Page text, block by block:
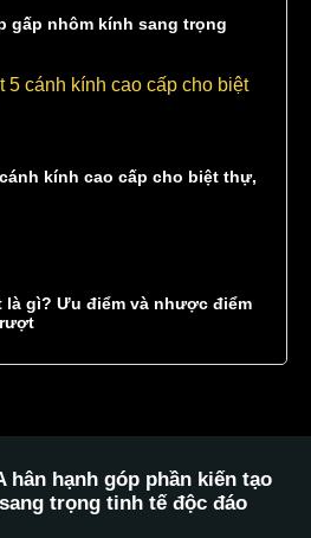
gấp nhôm kính sang trọng
kính cao cấp cho biệt thự,
là gì? Ưu điểm và nhược điểm
hân hạnh góp phần kiến tạo
sang trọng tinh tế độc đáo